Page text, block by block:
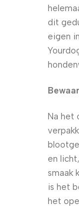
dit
eigen
Na het
en
smaak
is het
het